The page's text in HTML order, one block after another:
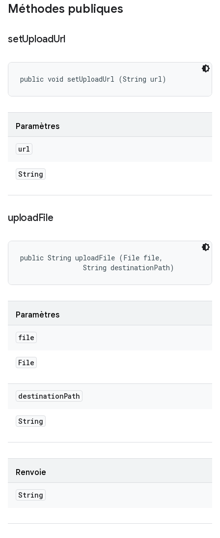
Méthodes publiques
setUploadUrl
public void setUploadUrl (String url)
Paramètres
url
String
uploadFile
public String uploadFile (File file,
                String destinationPath)
Paramètres
file
File
destinationPath
String
Renvoie
String